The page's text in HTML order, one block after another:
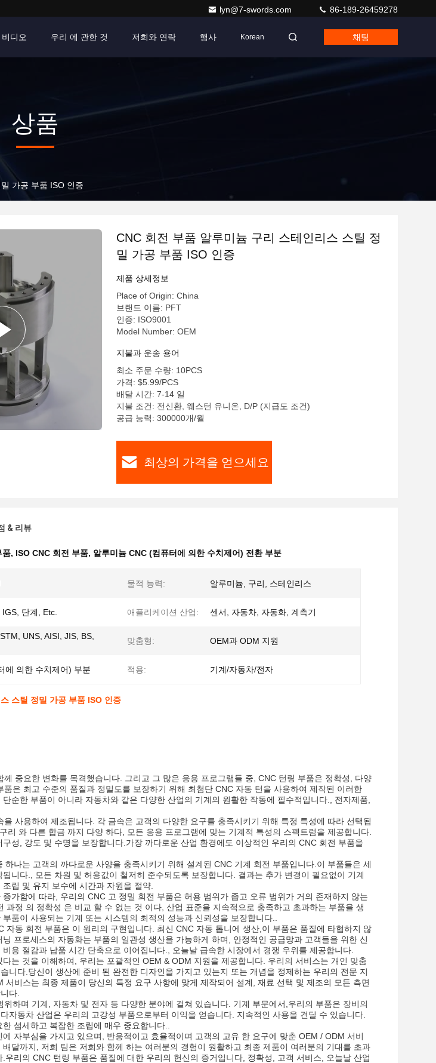
lyn@7-swords.com 86-189-26459278
비디오 우리 에 관한 것 저희와 연락 행사 Korean 채팅
상품
가공 부품 ISO 인증
CNC 회전 부품 알루미늄 구리 스테인리스 스틸 정
밀 가공 부품 ISO 인증
제품 상세정보
Place of Origin: China
브랜드 이름: PFT
인증: ISO9001
Model Number: OEM
지불과 운송 용어
최소 주문 수량: 10PCS
가격: $5.99/PCS
배달 시간: 7-14 일
지불 조건: 전신환, 웨스턴 유니온, D/P (지급도 조건)
공급 능력: 300000개/월
최상의 가격을 얻으세요
& 리뷰
품, ISO CNC 회전 부품, 알루미늄 CNC (컴퓨터에 의한 수치제어) 전환 부분
물적 능력: 알루미늄, 구리, 스테인리스
단계, Etc. 애플리케이션 산업: 센서, 자동차, 자동화, 계측기
UNS, AISI, JIS, BS,
맞춤형: OEM과 ODM 지원
에 의한 수치제어) 부분 적용: 기계/자동차/전자
스틸 정밀 가공 부품 ISO 인증
중요한 변화를 목격했습니다. 그리고 그 많은 응용 프로그램들 중, CNC 턴링 부품은 정확성, 다양
은 최고 수준의 품질과 정밀도를 보장하기 위해 최첨단 CNC 자동 턴을 사용하여 제작된 이러한
순한 부품이 아니라 자동차와 같은 다양한 산업의 기계의 원활한 작동에 필수적입니다., 전자제품,
사용하여 제조됩니다. 각 금속은 고객의 다양한 요구를 충족시키기 위해 특정 특성에 따라 선택됩
리 와 다른 합금 까지 다양 하다, 모든 응용 프로그램에 맞는 기계적 특성의 스펙트럼을 제공합니다.
성, 강도 및 수명을 보장합니다.가장 까다로운 산업 환경에도 이상적인 우리의 CNC 회전 부품을
하나는 고객의 까다로운 사양을 충족시키기 위해 설계된 CNC 기계 회전 부품입니다.이 부품들은 세
니다., 모든 차원 및 허용값이 철저히 준수되도록 보장합니다. 결과는 추가 변경이 필요없이 기계
립 및 유지 보수에 시간과 자원을 절약.
가함에 따라, 우리의 CNC 고 정밀 회전 부품은 허용 범위가 좁고 오류 범위가 거의 존재하지 않는
과정 의 정확성 은 비교 할 수 없는 것 이다, 산업 표준을 지속적으로 충족하고 초과하는 부품을 생
품이 사용되는 기계 또는 시스템의 최적의 성능과 신뢰성을 보장합니다..
자동 회전 부품은 이 원리의 구현입니다. 최신 CNC 자동 톱니에 생산,이 부품은 품질에 타협하지 않
프로세스의 자동화는 부품의 일관성 생산을 가능하게 하며, 안정적인 공급망과 고객들을 위한 신
용 절감과 납품 시간 단축으로 이어집니다., 오늘날 급속한 시장에서 경쟁 우위를 제공합니다.
는 것을 이해하여, 우리는 포괄적인 OEM & ODM 지원을 제공합니다. 우리의 서비스는 개인 맞춤
니다.당신이 생산에 준비 된 완전한 디자인을 가지고 있는지 또는 개념을 정제하는 우리의 전문 지
서비스는 최종 제품이 당신의 특정 요구 사항에 맞게 제작되어 설계, 재료 선택 및 제조의 모든 측면
다.
하며 기계, 자동차 및 전자 등 다양한 분야에 걸쳐 있습니다. 기계 부문에서,우리의 부품은 장비의
자동차 산업은 우리의 고강성 부품으로부터 이익을 얻습니다. 지속적인 사용을 견딜 수 있습니다.
섬세하고 복잡한 조립에 매우 중요합니다..
자부심을 가지고 있으며, 반응적이고 효율적이며 고객의 고유 한 요구에 맞춘 OEM / ODM 서비
달까지, 저희 팀은 저희와 함께 하는 여러분의 경험이 원활하고 최종 제품이 여러분의 기대를 초과
우리의 CNC 턴링 부품은 품질에 대한 우리의 헌신의 증거입니다, 정확성, 고객 서비스, 오늘날 산업